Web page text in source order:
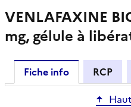
VENLAFAXINE
mg, gélule à
Fiche info RCP